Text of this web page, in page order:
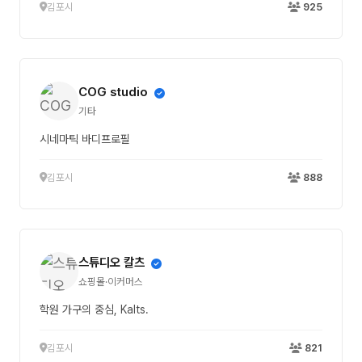
김포시 925
COG studio
기타
시네마틱 바디프로필
김포시 888
스튜디오 칼츠
쇼핑몰·이커머스
학원 가구의 중심, Kalts.
김포시 821